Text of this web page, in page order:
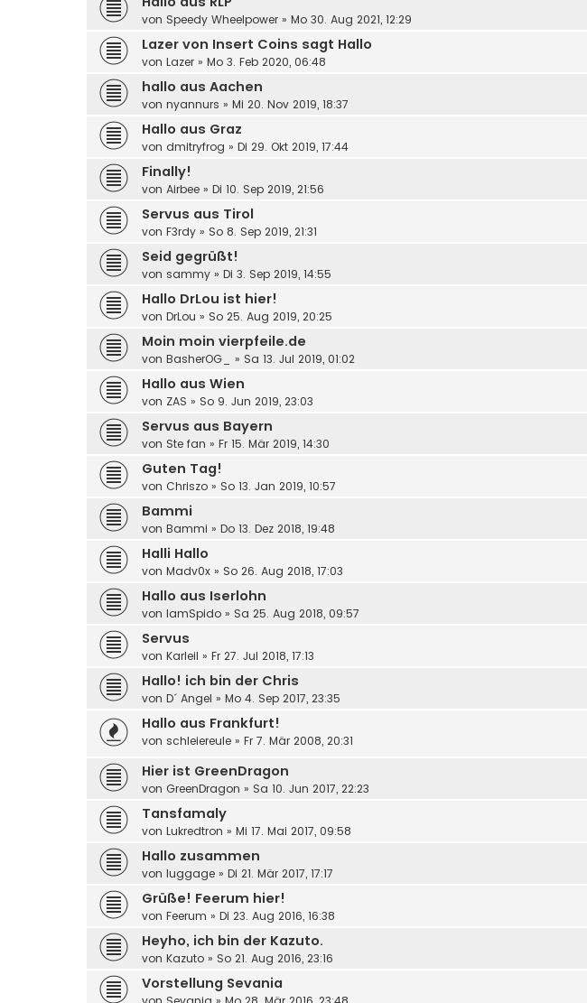
von Speedy Wheelpower » Mo 30. Aug 2021, 12:29
Lazer von Insert Coins sagt Hallo
von Lazer » Mo 3. Feb 2020, 06:48
hallo aus Aachen
von nyannurs » Mi 20. Nov 2019, 18:37
Hallo aus Graz
von dmitryfrog » Di 29. Okt 2019, 17:44
Finally!
von Airbee » Di 10. Sep 2019, 21:56
Servus aus Tirol
von F3rdy » So 8. Sep 2019, 21:31
Seid gegrüßt!
von sammy » Di 3. Sep 2019, 14:55
Hallo DrLou ist hier!
von DrLou » So 25. Aug 2019, 20:25
Moin moin vierpfeile.de
von BasherOG_ » Sa 13. Jul 2019, 01:02
Hallo aus Wien
von ZAS » So 9. Jun 2019, 23:03
Servus aus Bayern
von Ste fan » Fr 15. Mär 2019, 14:30
Guten Tag!
von Chriszo » So 13. Jan 2019, 10:57
Bammi
von Bammi » Do 13. Dez 2018, 19:48
Halli Hallo
von Madv0x » So 26. Aug 2018, 17:03
Hallo aus Iserlohn
von IamSpido » Sa 25. Aug 2018, 09:57
Servus
von Karleil » Fr 27. Jul 2018, 17:13
Hallo! ich bin der Chris
von D´ Angel » Mo 4. Sep 2017, 23:35
Hallo aus Frankfurt!
von schleiereule » Fr 7. Mär 2008, 20:31
Hier ist GreenDragon
von GreenDragon » Sa 10. Jun 2017, 22:23
Tansfamaly
von Lukredtron » Mi 17. Mai 2017, 09:58
Hallo zusammen
von luggage » Di 21. Mär 2017, 17:17
Grüße! Feerum hier!
von Feerum » Di 23. Aug 2016, 16:38
Heyho, ich bin der Kazuto.
von Kazuto » So 21. Aug 2016, 23:16
Vorstellung Sevania